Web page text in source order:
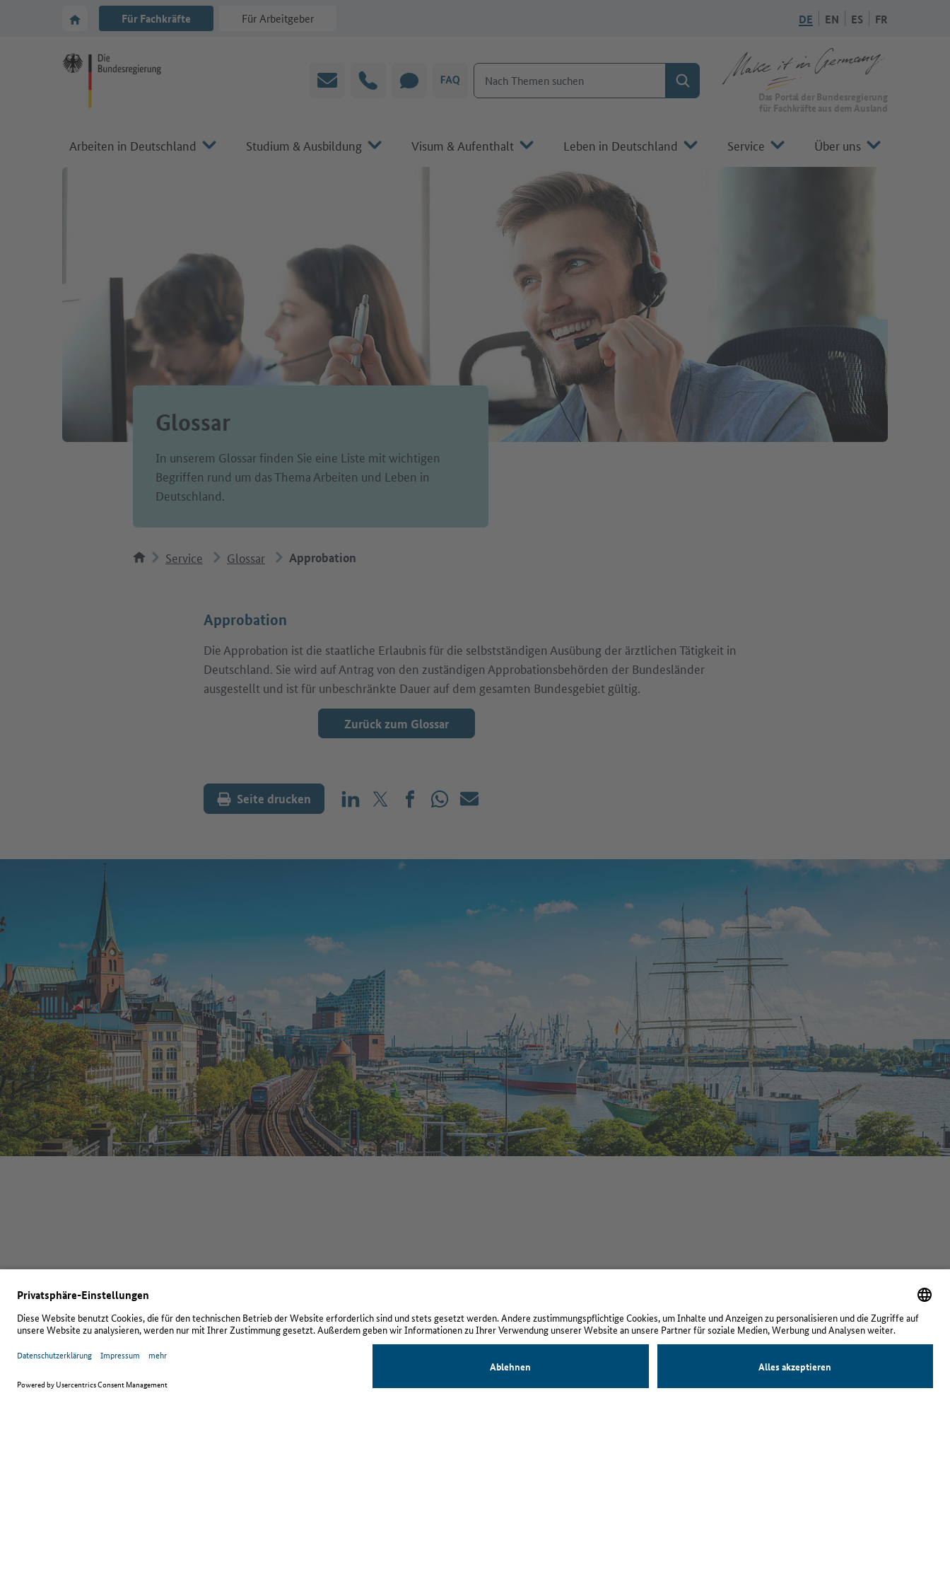
Zur Startseite von Make it in Germany
Für Fachkräfte Für Arbeitgeber DE EN ES FR
E-Mail HotlineCHAT FAQ
Nach Themen suchen
Suchen Zur Startseite von Make it in Germany
Das Portal der Bundesregierung
für Fachkräfte aus dem Ausland
Arbeiten in Deutschland Studium & Ausbildung Visum & Aufenthalt Leben in Deutschland Service Über uns
Glossar
In unserem Glossar finden Sie eine Liste mit wichtigen
Begriffen rund um das Thema Arbeiten und Leben in
Deutschland.
Service Glossar Approbation
Approbation
Die Approbation ist die staatliche Erlaubnis für die selbstständigen Ausübung der ärztlichen Tätigkeit in
Deutschland. Sie wird auf Antrag von den zuständigen Approbationsbehörden der Bundesländer
ausgestellt und ist für unbeschränkte Dauer auf dem gesamten Bundesgebiet gültig.
Zurück zum Glossar
Seite drucken
Teilen auf LinkedIn
Teilen auf X (vorher: Twitter)
Teilen auf Facebook
Teilen auf WhatsApp
Mailen